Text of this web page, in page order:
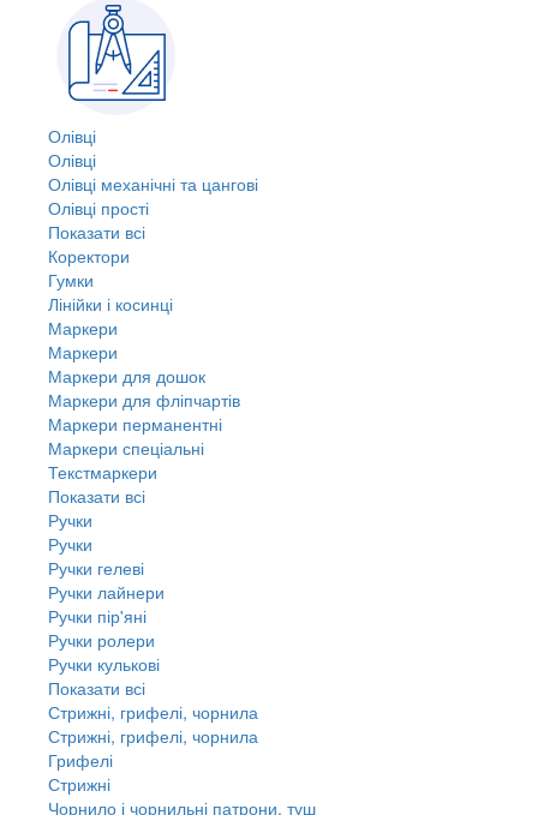
Олівці
Олівці
Олівці механічні та цангові
Олівці прості
Показати всі
Коректори
Гумки
Лінійки і косинці
Маркери
Маркери
Маркери для дошок
Маркери для фліпчартів
Маркери перманентні
Маркери спеціальні
Текстмаркери
Показати всі
Ручки
Ручки
Ручки гелеві
Ручки лайнери
Ручки пір'яні
Ручки ролери
Ручки кулькові
Показати всі
Стрижні, грифелі, чорнила
Стрижні, грифелі, чорнила
Грифелі
Стрижні
Чорнило і чорнильні патрони, туш